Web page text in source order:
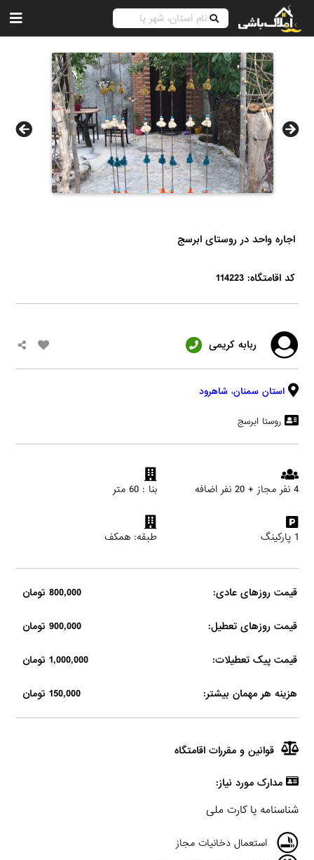
اجاره واحد در روستای ابرسج
کد اقامتگاه: 114223
ربابه کریمی
استان سمنان، شاهرود
روستا ابرسج
4 نفر مجاز + 20 نفر اضافه بنا : 60 متر
1 پارکینگ طبقه: همکف
قیمت روزهای عادی: 800,000 تومان
قیمت روزهای تعطیل: 900,000 تومان
قیمت پیک تعطیلات: 1,000,000 تومان
هزینه هر مهمان بیشتر: 150,000 تومان
قوانین و مقررات اقامتگاه
مدارک مورد نیاز:
شناسنامه یا کارت ملی
استعمال دخانیات مجاز